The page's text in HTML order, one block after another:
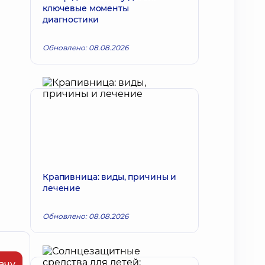
ключевые моменты
диагностики
Обновлено: 08.08.2026
Крапивница: виды, причины и
лечение
Обновлено: 08.08.2026